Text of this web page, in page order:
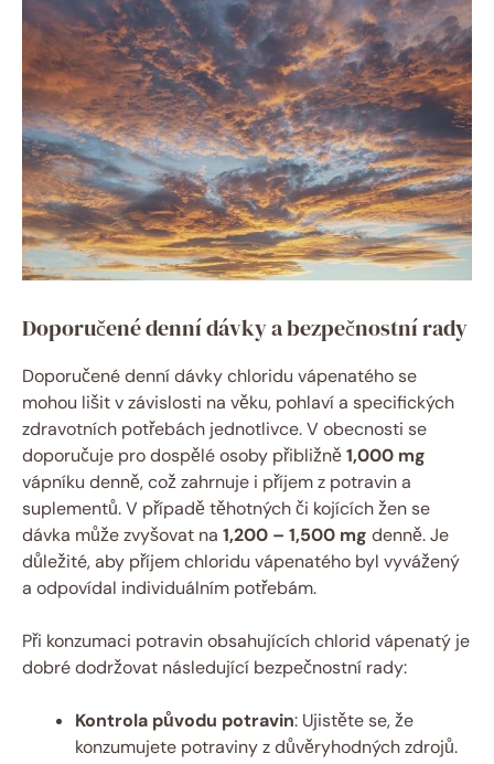
Doporučené denní dávky a bezpečnostní rady
Doporučené denní dávky chloridu vápenatého se
mohou lišit v závislosti na věku, pohlaví a specifických
zdravotních potřebách jednotlivce. V obecnosti se
doporučuje pro dospělé osoby přibližně1,000 mg
vápníku denně, což zahrnuje i příjem z potravin a
suplementů. V případě těhotných či kojících žen se
dávka může zvyšovat na 1,200 – 1,500 mg denně. Je
důležité, aby příjem chloridu vápenatého byl vyvážený
a odpovídal individuálním potřebám.
Při konzumaci potravin obsahujících chlorid vápenatý je
dobré dodržovat následující bezpečnostní rady:
Kontrola původu potravin: Ujistěte se, že
konzumujete potraviny z důvěryhodných zdrojů.